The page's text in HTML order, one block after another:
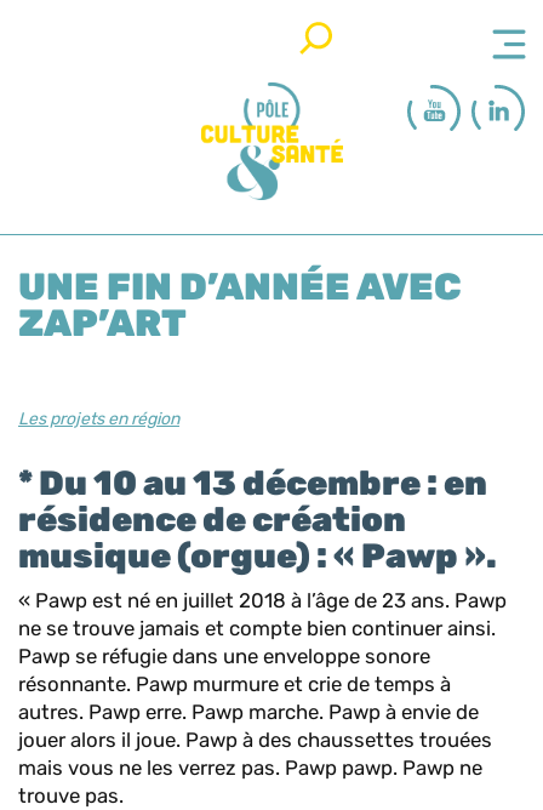
UNE FIN D’ANNÉE AVEC
ZAP’ART
Les projets en région
* Du 10 au 13 décembre : en
résidence de création
musique (orgue) : « Pawp ».
« Pawp est né en juillet 2018 à l’âge de 23 ans. Pawp
ne se trouve jamais et compte bien continuer ainsi.
Pawp se réfugie dans une enveloppe sonore
résonnante. Pawp murmure et crie de temps à
autres. Pawp erre. Pawp marche. Pawp à envie de
jouer alors il joue. Pawp à des chaussettes trouées
mais vous ne les verrez pas. Pawp pawp. Pawp ne
trouve pas.